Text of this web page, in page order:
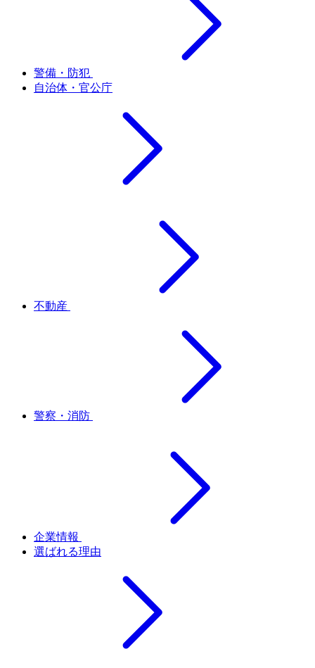
警備・防犯
自治体・官公庁
不動産
警察・消防
企業情報
選ばれる理由